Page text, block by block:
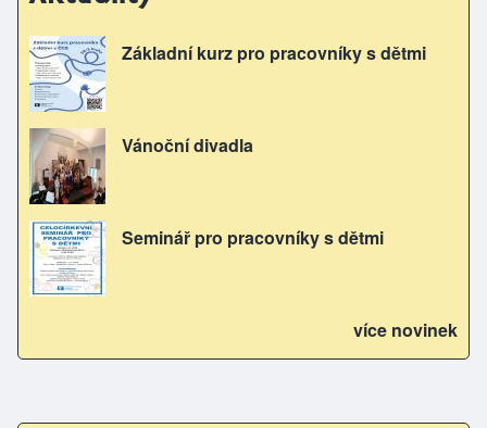
Základní kurz pro pracovníky s dětmi
Vánoční divadla
Seminář pro pracovníky s dětmi
více novinek